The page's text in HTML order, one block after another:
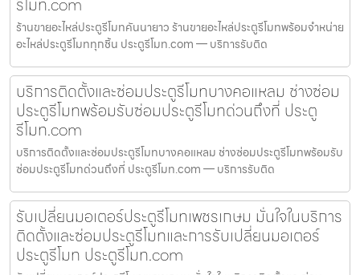
ร้านขายอะไหล่ประตูรีโมทคันนายาว ร้านขายอะไหล่ประตูรีโมทพร้อมจำหน่าย
อะไหล่ประตูรีโมททุกชิ้น ประตูรีโมท.com — บริการรับติด
บริการติดตั้งและซ่อมประตูรีโมทบางคอแหลม ช่างซ่อม
ประตูรีโมทพร้อมรับซ่อมประตูรีโมทด่วนถึงที่ ประตู
รีโมท.com
บริการติดตั้งและซ่อมประตูรีโมทบางคอแหลม ช่างซ่อมประตูรีโมทพร้อมรับ
ซ่อมประตูรีโมทด่วนถึงที่ ประตูรีโมท.com — บริการรับติด
รับเปลี่ยนมอเตอร์ประตูรีโมทเพชรเกษม มั่นใจในบริการ
ติดตั้งและซ่อมประตูรีโมทและการรับเปลี่ยนมอเตอร์
ประตูรีโมท ประตูรีโมท.com